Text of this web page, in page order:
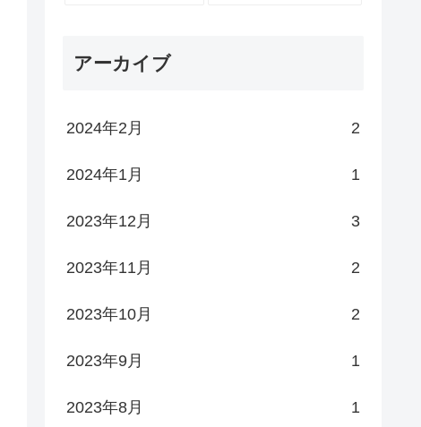
アーカイブ
2024年2月 2
2024年1月 1
2023年12月 3
2023年11月 2
2023年10月 2
2023年9月 1
2023年8月 1